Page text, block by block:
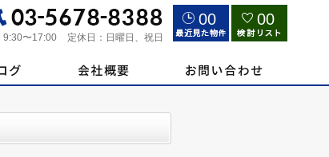
9:30〜17:00 定休日： 日曜日、祝日
00 00